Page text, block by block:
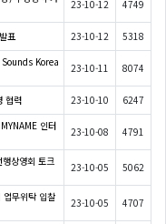
23-10-12 4749
표 23-10-12 5318
Korea
23-10-11 8074
협력 23-10-10 6247
인터
23-10-08 4791
상영회 토크
23-10-05 5062
업무위탁 입찰
23-10-05 4707